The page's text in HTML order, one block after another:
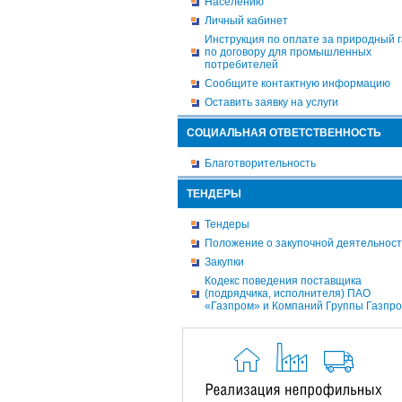
Личный кабинет
Инструкция по оплате за природный
по договору для промышленных
потребителей
Сообщите контактную информацию
Оставить заявку на услуги
СОЦИАЛЬНАЯ ОТВЕТСТВЕННОСТЬ
Благотворительность
ТЕНДЕРЫ
Тендеры
Положение о закупочной
Закупки
Кодекс поведения поставщика
(подрядчика, исполнителя) ПАО
«Газпром» и Компаний Группы